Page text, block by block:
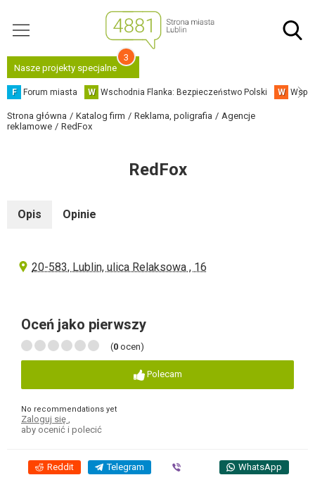
Nasze projekty specjalne
3
F Forum miasta W Wschodnia Flanka: Bezpieczeństwo Polski W
Strona główna Katalog firm Reklama, poligrafia
Agencje
reklamowe
RedFox
RedFox
Opis Opinie
20-583, Lublin, ulica Relaksowa , 16
Oceń jako pierwszy
(0 ocen)
Polecam
No recommendations yet
Zaloguj się
aby ocenić i polecić
Reddit Telegram WhatsApp